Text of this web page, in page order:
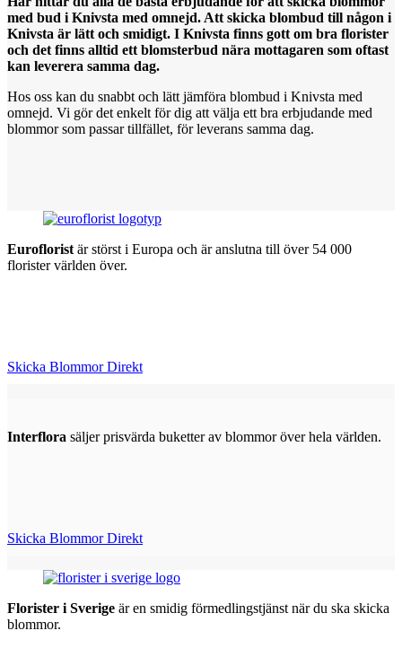
med bud i Knivsta med omnejd. Att skicka blombud till någon i
Knivsta är lätt och smidigt. I Knivsta finns gott om bra florister
och det finns alltid ett blomsterbud nära mottagaren som oftast
kan leverera samma dag.
Hos oss kan du snabbt och lätt jämföra blombud i Knivsta med
omnejd. Vi gör det enkelt för dig att välja ett bra erbjudande med
blommor som passar tillfället, för leverans samma dag.
Euroflorist är störst i Europa och är anslutna till över 54 000
florister världen över.
Skicka Blommor Direkt
Interflora säljer prisvärda buketter av blommor över hela världen.
Skicka Blommor Direkt
Florister i Sverige är en smidig förmedlingstjänst när du ska skicka
blommor.